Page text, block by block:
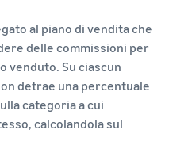
al piano di vendita che
delle commissioni per
venduto. Su ciascun
detrae una percentuale
categoria a cui
calcolandola sul